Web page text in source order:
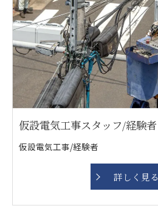
仮設電気工事スタッフ/経験者
仮設電気工事/経験者
詳しく見る